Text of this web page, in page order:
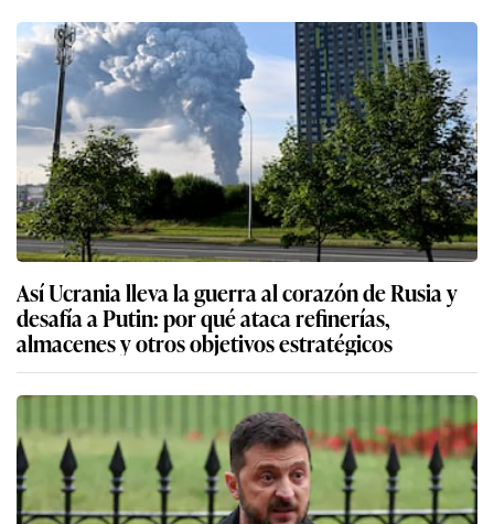
Así Ucrania lleva la guerra al corazón de Rusia y
desafía a Putin: por qué ataca refinerías,
almacenes y otros objetivos estratégicos